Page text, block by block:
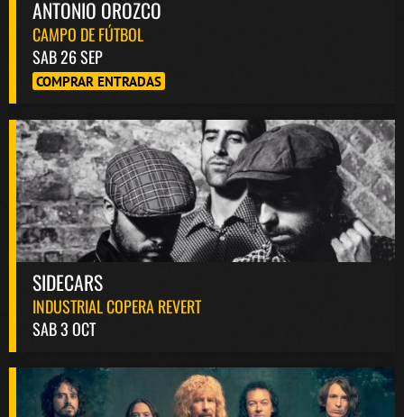
ANTONIO OROZCO
CAMPO DE FÚTBOL
SAB 26 SEP
COMPRAR ENTRADAS
SIDECARS
INDUSTRIAL COPERA REVERT
SAB 3 OCT